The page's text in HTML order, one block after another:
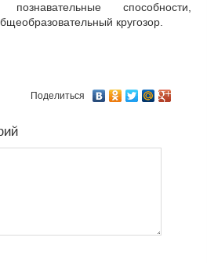
способности,
кругозор.
Поделиться